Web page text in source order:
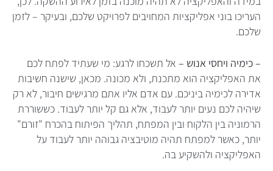
העריכו בוני אפליקציות המחויבים לפרויקט שלכם, ובעיקר – לזמן
שלכם.
– כימיה ויחסי אנוש – אל תשכחו לרגע: מי שעתיד לפתח לכם
את האפליקציה הוא מתכנת, ולא מכונה. מכאן, שישנה חשיבות
אדירה לכימיה ביניכם. עם אדם אליו אתם מרגישים חיבור, לא רק
שיהיה לכם נעים יותר לעבוד, אלא גם קל יותר לעבוד. כששוררת
הרמוניה בין הלקוח ובין המפתח, תהליך הפיתוח בהכרח "זורם"
יותר, כאשר למפתח תהיה מוטיבציה גבוהה יותר לעבוד על
האפליקציה ולהשקיע בה.